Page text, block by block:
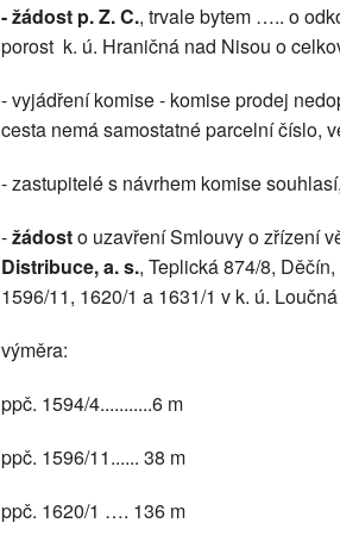
-žádost p. Z. C., trvale bytem ….. o
porost k. ú. Hraničná nad Nisou o
- vyjádření komise - komise prodej
cesta nemá samostatné parcelní číslo,
- zastupitelé s návrhem komise
-žádosto uzavření Smlouvy o zřízení
Distribuce, a. s., Teplická 874/8,
1596/11, 1620/1 a 1631/1 v k. ú.
výměra:
ppč. 1594/4...........6 m
ppč. 1596/11...... 38 m
ppč. 1620/1 …. 136 m